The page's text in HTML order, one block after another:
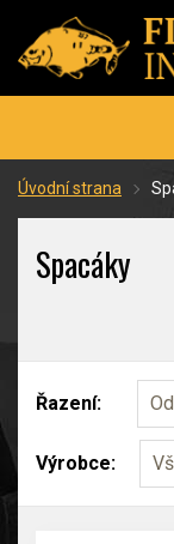
Úvodní strana
Spacáky
Řazení:
Výrobce: